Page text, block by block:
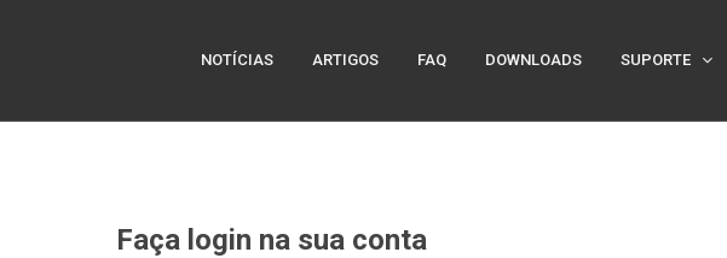
NOTÍCIAS ARTIGOS FAQ DOWNLOADS SUPORTE
Faça login na sua conta